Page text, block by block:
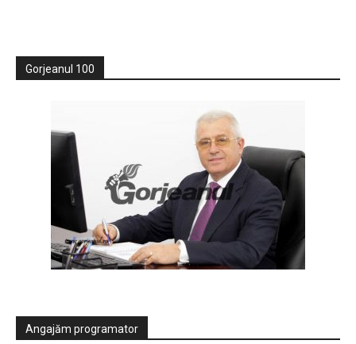
Gorjeanul 100
Angajăm programator